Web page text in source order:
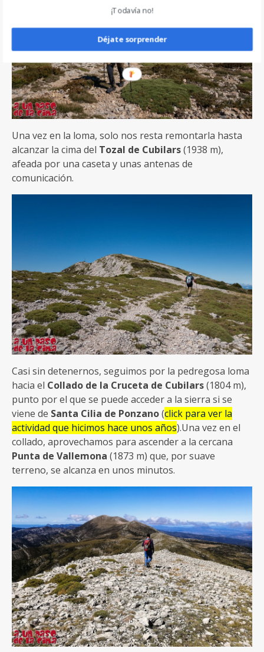
Una vez en la loma, solo nos resta remontarla hasta
alcanzar la cima del Tozal de Cubilars(1938 m),
afeada por una caseta y unas antenas de
comunicación.
Casi sin detenernos, seguimos por la pedregosa loma
hacia el Collado de la Cruceta de Cubilars(1804 m),
punto por el que se puede acceder a la sierra si se
viene de Santa Cilia de Ponzano(click para ver la
actividad que hicimos hace unos años).Una vez en el
collado, aprovechamos para ascender a la cercana
Punta de Vallemona (1873 m) que, por suave
terreno, se alcanza en unos minutos.
¡Todavía no!
Déjate sorprender